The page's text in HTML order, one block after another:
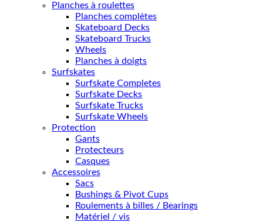
Planches à roulettes
Planches complètes
Skateboard Decks
Skateboard Trucks
Wheels
Planches à doigts
Surfskates
Surfskate Completes
Surfskate Decks
Surfskate Trucks
Surfskate Wheels
Protection
Gants
Protecteurs
Casques
Accessoires
Sacs
Bushings & Pivot Cups
Roulements à billes / Bearings
Matériel / vis